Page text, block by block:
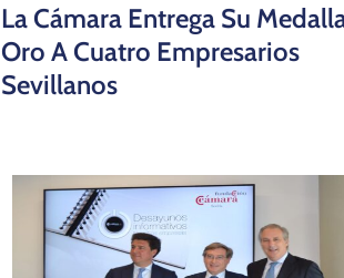
La Cámara Entrega Su
Oro A Cuatro Empresarios
Sevillanos